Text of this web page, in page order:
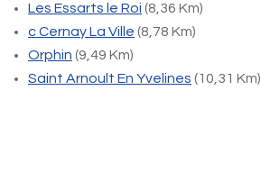
Les Essarts le Roi (8,36 Km)
c Cernay La Ville (8,78 Km)
Orphin (9,49 Km)
Saint Arnoult En Yvelines (10,31 Km)